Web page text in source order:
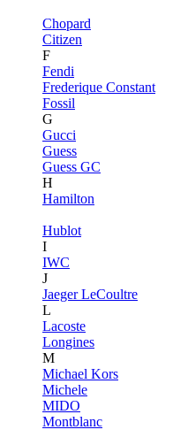
Chopard
Citizen
F
Fendi
Frederique Constant
Fossil
G
Gucci
Guess
Guess GC
H
Hamilton
Hublot
I
IWC
J
Jaeger LeCoultre
L
Lacoste
Longines
M
Michael Kors
Michele
MIDO
Montblanc